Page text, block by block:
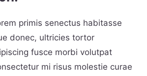
primis senectus habitasse
donec, ultricies tortor
fusce morbi volutpat
mi risus molestie curae